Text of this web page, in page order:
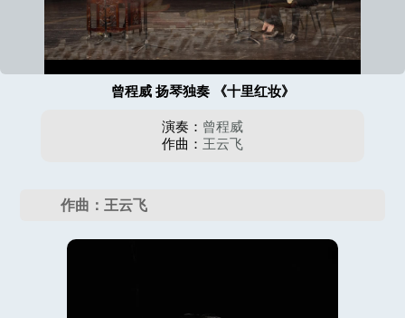
曾程威 扬琴独奏 《十里红妆》
演奏： 曾程威
作曲： 王云飞
作曲：王云飞